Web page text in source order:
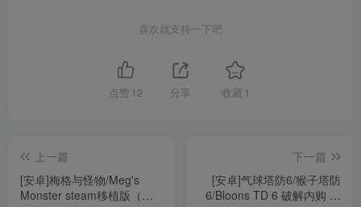
喜欢就支持一下吧
点赞 12 分享 收藏 1
上一篇
[安卓]梅格与怪物/Meg's
Monster steam移植版（官
下一篇
[安卓]气球塔防6/猴子塔防
6/Bloons TD 6 破解内购 内